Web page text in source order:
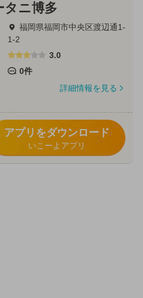
タニ博多
福岡県福岡市中央区渡辺通1-
1-2
3.0
0件
詳細情報を見る
アプリをダウンロード
いこーよアプリ